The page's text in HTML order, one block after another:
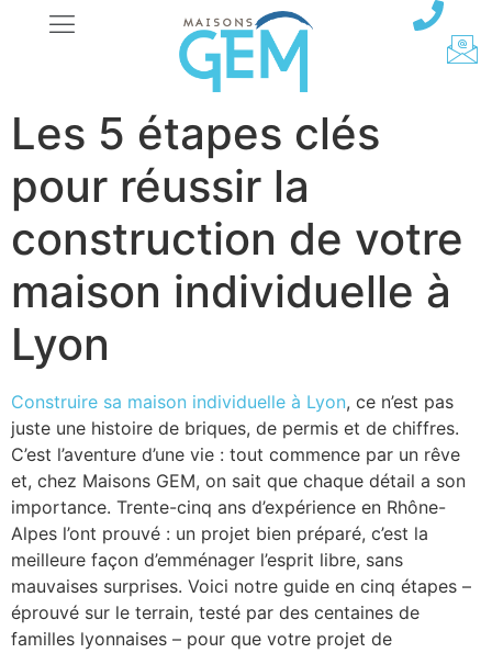
Les 5 étapes clés
pour réussir la
construction de votre
maison individuelle à
Lyon
Construire sa maison individuelle à Lyon, ce n’est pas
juste une histoire de briques, de permis et de chiffres.
C’est l’aventure d’une vie : tout commence par un rêve
et, chez Maisons GEM, on sait que chaque détail a son
importance. Trente-cinq ans d’expérience en Rhône-
Alpes l’ont prouvé : un projet bien préparé, c’est la
meilleure façon d’emménager l’esprit libre, sans
mauvaises surprises. Voici notre guide en cinq étapes –
éprouvé sur le terrain, testé par des centaines de
familles lyonnaises – pour que votre projet de